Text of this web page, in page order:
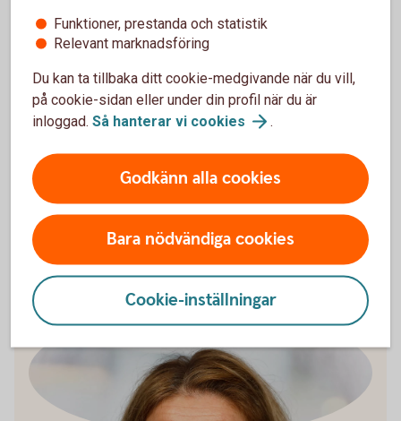
Rådgivare Företag
016-15 81 49
jukka.ollila@sparbankenmalardalen.se
Funktioner, prestanda och statistik
Relevant marknadsföring
Du kan ta tillbaka ditt cookie-medgivande när du vill,
på cookie-sidan eller under din profil när du är
inloggad. Så hanterar vi cookies .
Godkänn alla cookies
Bara nödvändiga cookies
Cookie-inställningar